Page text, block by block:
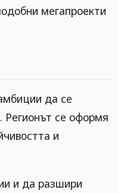
мегапроекти
да се
Регионът се оформя
и
и да разшири